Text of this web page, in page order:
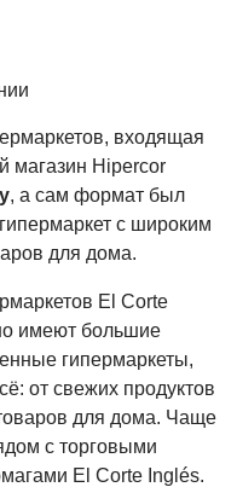
входящая
магазин Hipercor
, а сам формат был
с широким
для дома.
El Corte
имеют большие
гипермаркеты,
от свежих продуктов
для дома. Чаще
с торговыми
El Corte Inglés.